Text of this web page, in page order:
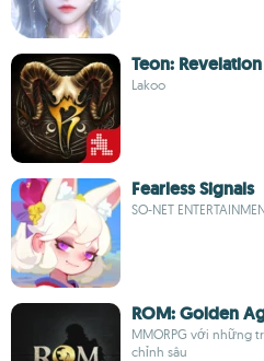
Teon: Revelation
Lakoo
Fearless Signals
SO-NET
ROM: Golden
MMORPG với những
chỉnh sâu